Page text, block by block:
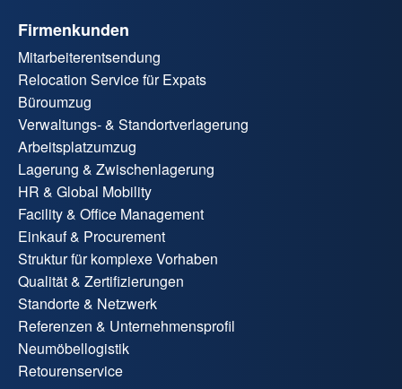
Firmenkunden
Mitarbeiterentsendung
Relocation Service für Expats
Büroumzug
Verwaltungs- & Standortverlagerung
Arbeitsplatzumzug
Lagerung & Zwischenlagerung
HR & Global Mobility
Facility & Office Management
Einkauf & Procurement
Struktur für komplexe Vorhaben
Qualität & Zertifizierungen
Standorte & Netzwerk
Referenzen & Unternehmensprofil
Neumöbellogistik
Retourenservice